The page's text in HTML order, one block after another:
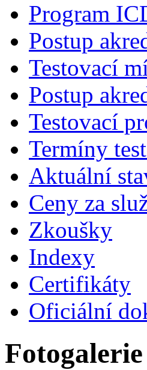
Program
Postup
Testovací
Postup
Testovací
Termíny
Aktuální
Ceny za
Zkoušky
Indexy
Certifikáty
Oficiální